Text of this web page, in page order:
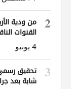
2
القنوات
4 يونيو
3
تحقيق
شابة بعد